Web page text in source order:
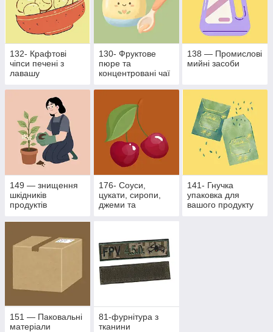
132- Крафтові
чіпси печені з
лавашу
130- Фруктове
пюре та
концентровані чаї
138 — Промислові
мийні засоби
149 — знищення
шкідників
продуктів
походження
176- Соуси,
цукати, сиропи,
джеми та
141- Гнучка
упаковка для
вашого продукту
151 — Паковальні
матеріали
81-фурнітура з
тканини